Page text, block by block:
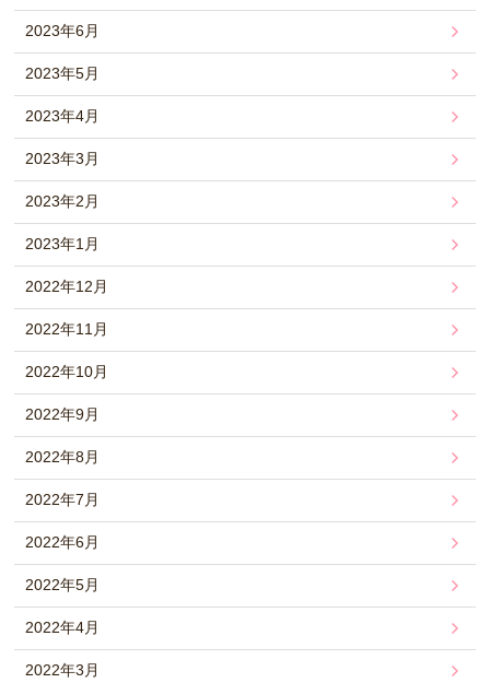
2023年6月
2023年5月
2023年4月
2023年3月
2023年2月
2023年1月
2022年12月
2022年11月
2022年10月
2022年9月
2022年8月
2022年7月
2022年6月
2022年5月
2022年4月
2022年3月